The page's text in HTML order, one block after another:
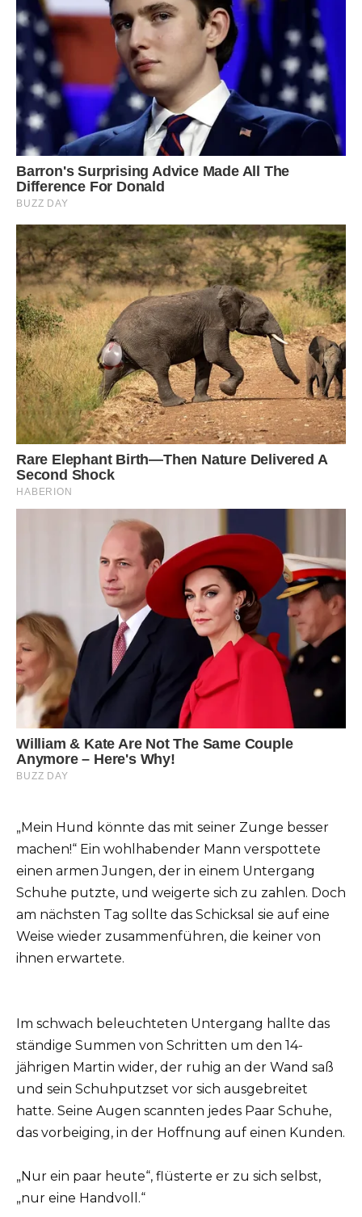
„Mein Hund könnte das mit seiner Zunge besser
machen!“ Ein wohlhabender Mann verspottete
einen armen Jungen, der in einem Untergang
Schuhe putzte, und weigerte sich zu zahlen. Doch
am nächsten Tag sollte das Schicksal sie auf eine
Weise wieder zusammenführen, die keiner von
ihnen erwartete.
Im schwach beleuchteten Untergang hallte das
ständige Summen von Schritten um den 14-
jährigen Martin wider, der ruhig an der Wand saß
und sein Schuhputzset vor sich ausgebreitet
hatte. Seine Augen scannten jedes Paar Schuhe,
das vorbeiging, in der Hoffnung auf einen Kunden.
„Nur ein paar heute“, flüsterte er zu sich selbst,
„nur eine Handvoll.“